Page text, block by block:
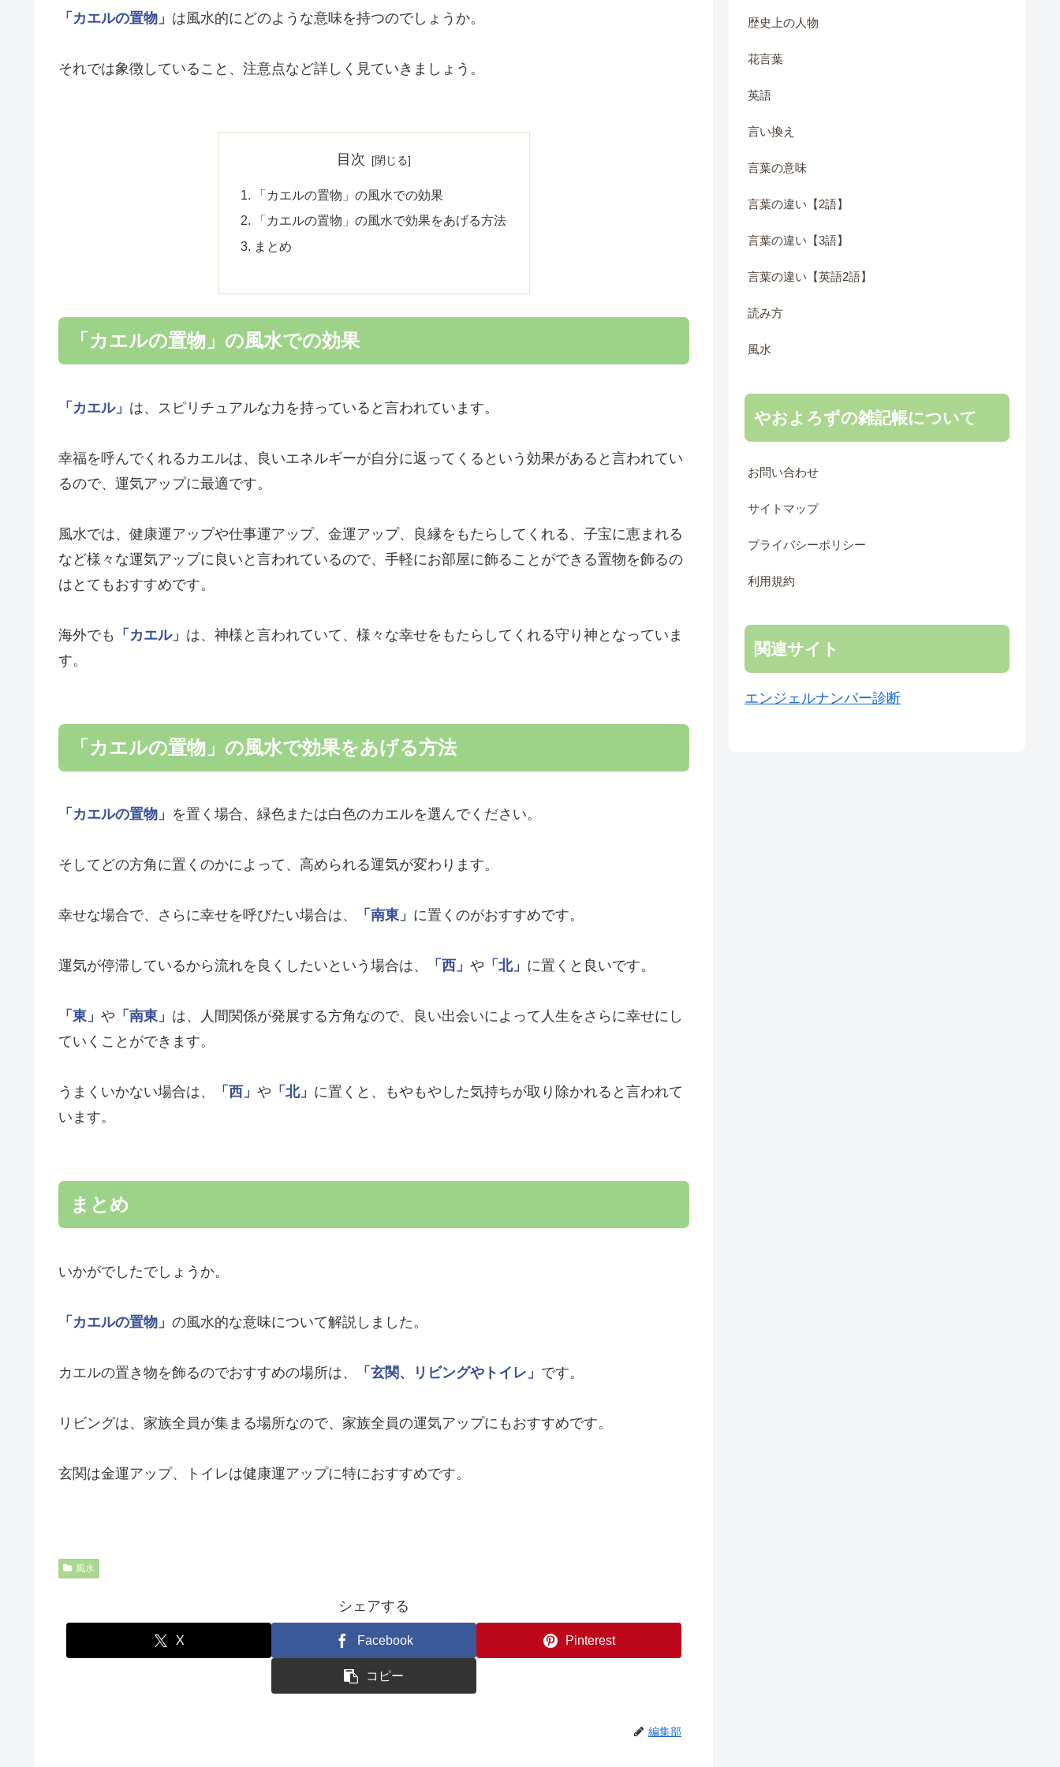
「カエルの置物」 は風水的にどのような意味を持つのでしょうか。
それでは象徴していること、注意点など詳しく見ていきましょう。
目次
「カエルの置物」の風水での効果
「カエルの置物」の風水で効果をあげる方法
まとめ
「カエルの置物」の風水での効果
「カエル」 は、スピリチュアルな力を持っていると言われています。
幸福を呼んでくれるカエルは、良いエネルギーが自分に返ってくるという効果があると言われてい
るので、運気アップに最適です。
風水では、健康運アップや仕事運アップ、金運アップ、良縁をもたらしてくれる、子宝に恵まれる
など様々な運気アップに良いと言われているので、手軽にお部屋に飾ることができる置物を飾るの
はとてもおすすめです。
海外でも 「カエル」 は、神様と言われていて、様々な幸せをもたらしてくれる守り神となっていま
す。
「カエルの置物」の風水で効果をあげる方法
「カエルの置物」 を置く場合、緑色または白色のカエルを選んでください。
そしてどの方角に置くのかによって、高められる運気が変わります。
幸せな場合で、さらに幸せを呼びたい場合は、 「南東」 に置くのがおすすめです。
運気が停滞しているから流れを良くしたいという場合は、 「西」 や 「北」 に置くと良いです。
「東」 や 「南東」 は、人間関係が発展する方角なので、良い出会いによって人生をさらに幸せにし
ていくことができます。
うまくいかない場合は、 「西」 や 「北」 に置くと、もやもやした気持ちが取り除かれると言われて
います。
まとめ
いかがでしたでしょうか。
「カエルの置物」 の風水的な意味について解説しました。
カエルの置き物を飾るのでおすすめの場所は、 「玄関、リビングやトイレ」 です。
リビングは、家族全員が集まる場所なので、家族全員の運気アップにもおすすめです。
玄関は金運アップ、トイレは健康運アップに特におすすめです。
風水
シェアする
X Facebook Pinterest
コピー
編集部
歴史上の人物
花言葉
英語
言い換え
言葉の意味
言葉の違い【2語】
言葉の違い【3語】
言葉の違い【英語2語】
読み方
風水
やおよろずの雑記帳について
お問い合わせ
サイトマップ
プライバシーポリシー
利用規約
関連サイト
エンジェルナンバー診断